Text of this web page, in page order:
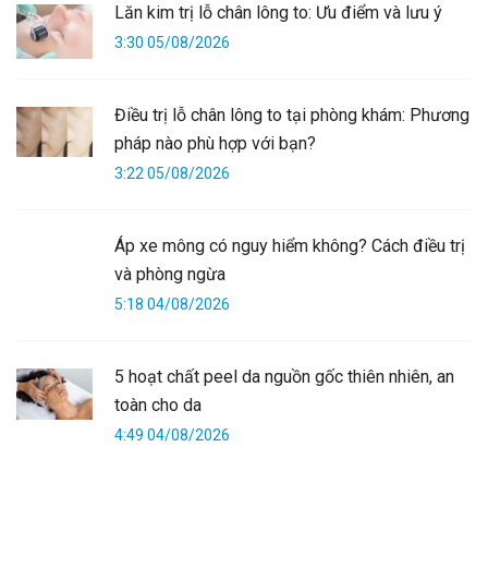
Lăn kim trị lỗ chân lông to: Ưu điểm và lưu ý
3:30 05/08/2026
Điều trị lỗ chân lông to tại phòng khám: Phương
pháp nào phù hợp với bạn?
3:22 05/08/2026
Áp xe mông có nguy hiểm không? Cách điều trị
và phòng ngừa
5:18 04/08/2026
5 hoạt chất peel da nguồn gốc thiên nhiên, an
toàn cho da
4:49 04/08/2026